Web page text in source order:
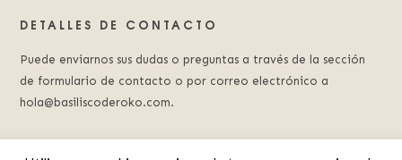
DETALLES DE CONTACTO
Puede enviarnos sus dudas o preguntas a través de la sección
de formulario de contacto o por correo electrónico a
hola@basiliscoderoko.com.